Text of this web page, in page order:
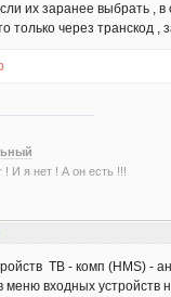
их заранее выбрать , в
только через транскод ,
И я нет ! А он есть !!!
ТВ - комп (HMS) -
меню входных устройств